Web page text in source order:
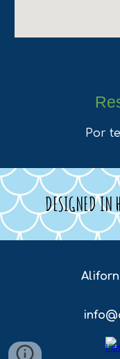
Por
DESIGNED IN